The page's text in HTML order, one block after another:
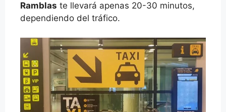
Ramblas te llevará apenas 20-30 minutos,
dependiendo del tráfico.